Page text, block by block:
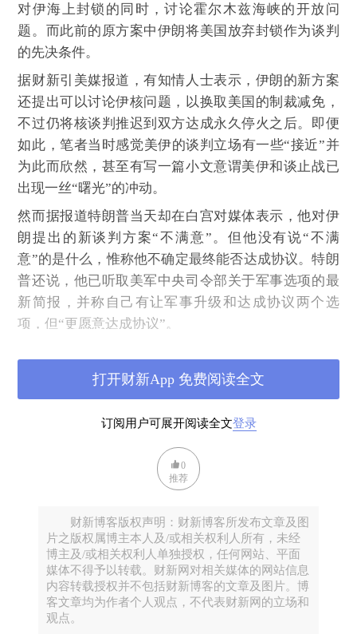
对伊海上封锁的同时，讨论霍尔木兹海峡的开放问
题。而此前的原方案中伊朗将美国放弃封锁作为谈判
的先决条件。
据财新引美媒报道，有知情人士表示，伊朗的新方案
还提出可以讨论伊核问题，以换取美国的制裁减免，
不过仍将核谈判推迟到双方达成永久停火之后。即便
如此，笔者当时感觉美伊的谈判立场有一些“接近”并
为此而欣然，甚至有写一篇小文意谓美伊和谈止战已
出现一丝“曙光”的冲动。
然而据报道特朗普当天却在白宫对媒体表示，他对伊
朗提出的新谈判方案“不满意”。但他没有说“不满
意”的是什么，惟称他不确定最终能否达成协议。特朗
普还说，他已听取美军中央司令部关于军事选项的最
新简报，并称自己有让军事升级和达成协议两个选
项，但“更愿意达成协议”。
方案稍有退让之机对其进一步施压以争取更多的“实
惠”，这是他的惯用伎俩。笔者觉得实际上美国已不大
可能再次发起军事打击，这不仅因为之前一个多月的
包括海湾地区的盟友遭到伊朗导弹和无人机的“反
噬”，损失也相当惨重。正因为如此特朗普才不得不主
场和策略确实也发生了一些变化，特朗普表面上说“不
满意”内心里也许在“暗喜”，因为据上述报道伊朗的新
方案不仅将霍尔木兹海峡问题前置到与美国解除对伊
海上封锁同步进行，而且表示核问题亦可以后续谈
判。特朗普也许将伊朗方案的这一调整“归功于”自己
订阅用户可展开阅读全文登录
打开财新App 免费阅读全文
0
推荐
财新博客版权声明：财新博客所发布文章及图
片之版权属博主本人及/或相关权利人所有，未经
博主及/或相关权利人单独授权，任何网站、平面
媒体不得予以转载。财新网对相关媒体的网站信息
内容转载授权并不包括财新博客的文章及图片。博
客文章均为作者个人观点，不代表财新网的立场和
观点。